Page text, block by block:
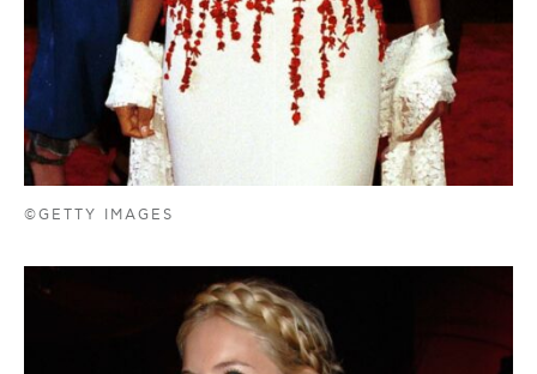
©GETTY IMAGES